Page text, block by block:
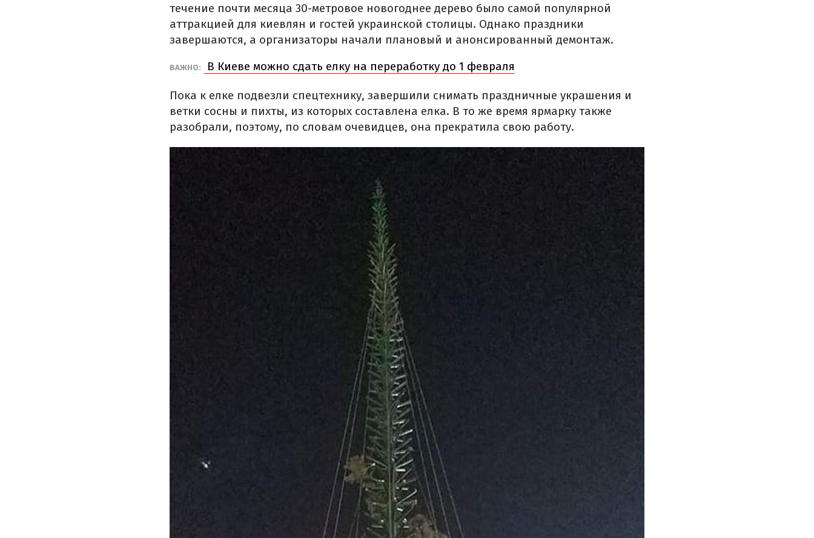
течение почти месяца 30-метровое новогоднее дерево было самой популярной
аттракцией для киевлян и гостей украинской столицы. Однако праздники
завершаются, а организаторы начали плановый и анонсированный демонтаж.
ВАЖНО: В Киеве можно сдать елку на переработку до 1 февраля
Пока к елке подвезли спецтехнику, завершили снимать праздничные украшения и
ветки сосны и пихты, из которых составлена елка. В то же время ярмарку также
разобрали, поэтому, по словам очевидцев, она прекратила свою работу.